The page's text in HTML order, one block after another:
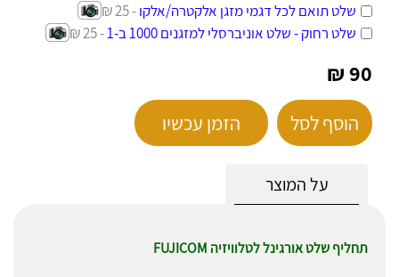
שלט תואם לכל דגמי מזגן אלקטרה/אלקו- 25 ₪
שלט רחוק - שלט אוניברסלי למזגנים 1000 ב-1
- 25 ₪
90 ₪
הוסף לסל הזמן עכשיו
על המוצר
תחליף שלט אורגינל לטלוויזיה FUJICOM